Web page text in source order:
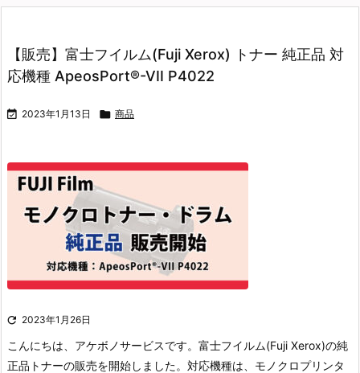
【販売】富士フイルム(Fuji Xerox) トナー 純正品 対
応機種 ApeosPort®-VII P4022
 2023年1月13日  商品
 2023年1月26日
こんにちは、アケボノサービスです。 富士フイルム(Fuji Xerox)の純
正品トナーの販売を開始しました。 対応機種は、モノクロプリンタ